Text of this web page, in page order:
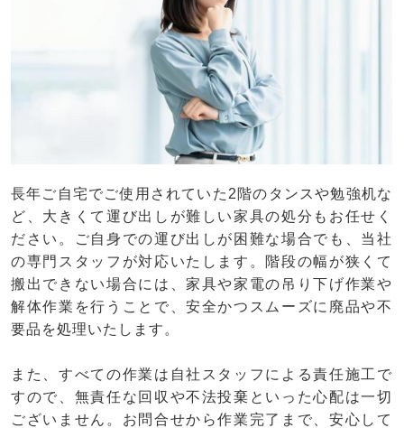
長年ご自宅でご使用されていた2階のタンスや勉強机な
ど、大きくて運び出しが難しい家具の処分もお任せく
ださい。ご自身での運び出しが困難な場合でも、当社
の専門スタッフが対応いたします。階段の幅が狭くて
搬出できない場合には、家具や家電の吊り下げ作業や
解体作業を行うことで、安全かつスムーズに廃品や不
要品を処理いたします。
また、すべての作業は自社スタッフによる責任施工で
すので、無責任な回収や不法投棄といった心配は一切
ございません。お問合せから作業完了まで、安心して